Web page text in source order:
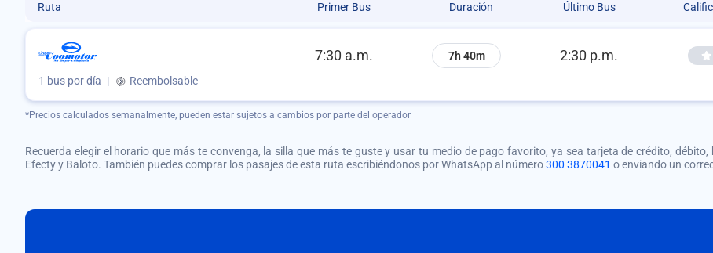
Ruta Primer Bus Duración Último Bus
7:30 a.m. 7h 40m 2:30 p.m.
1 bus por día | Reembolsable
*Precios calculados semanalmente, pueden estar sujetos a cambios por parte del operador
Recuerda elegir el horario que más te convenga, la silla que más te guste y usar tu medio de pago favorito, ya sea tarjeta de crédito,
Efecty y Baloto. También puedes comprar los pasajes de esta ruta escribiéndonos por WhatsApp al número300 3870041 o enviando un